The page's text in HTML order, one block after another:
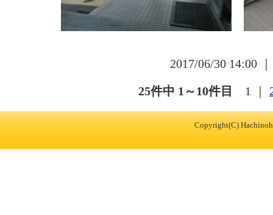
2017/06/30 14:00
25件中 1～10件目 1
Copyright(C)